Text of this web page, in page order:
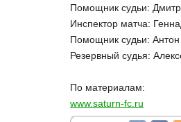
Помощник судьи:
Инспектор матча:
Помощник судьи:
Резервный судья:
По материалам:
www.saturn-fc.ru